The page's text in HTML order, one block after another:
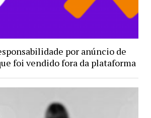
por anúncio de
foi vendido fora da plataforma